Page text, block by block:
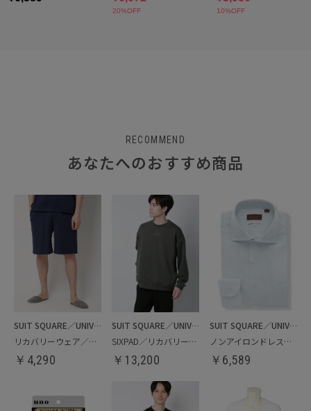
RECOMMEND
あなたへのおすすめ商品
SUIT SQUARE／UNIVERSAL LANGUAGE
リカバリーウェア／ハーフパンツ
￥ 4,290
SUIT SQUARE／UNIVERSAL LANGUAGE
SIXPAD／リカバリーウェア／クルーネックトップス
￥ 13,200
SUIT SQUARE／UNIVERSAL LANGUAGE
ノンアイロンドレスシャツ
￥ 6,589